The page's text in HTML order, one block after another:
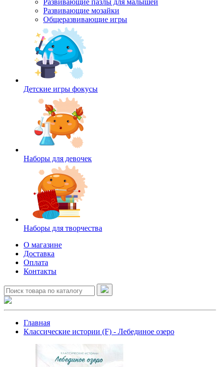
Развивающие пазлы для малышей
Развивающие мозайки
Общеразвивающие игры
Детские игры фокусы
Наборы для девочек
Наборы для творчества
О магазине
Доставка
Оплата
Контакты
Главная
Классические истории (F) - Лебединое озеро